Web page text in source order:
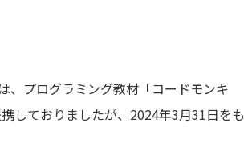
、プログラミング教材「コードモンキ
しておりましたが、2024年3月31日をも